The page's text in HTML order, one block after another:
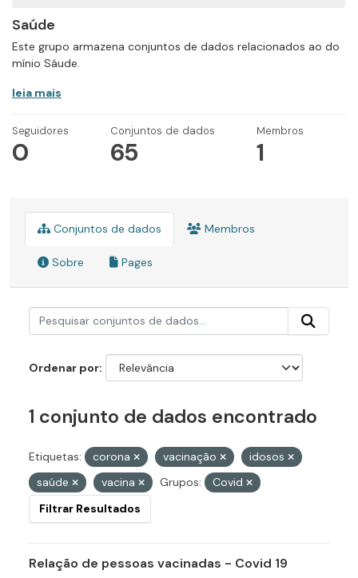
Saúde
Este grupo armazena conjuntos de dados relacionados ao do
mínio Sáude.
leia mais
Seguidores
0
Conjuntos de dados
65
Membros
1
Conjuntos de dados Membros
Sobre Pages
Ordenar por
1 conjunto de dados encontrado
Etiquetas: corona vacinação
idosos
saúde
vacina Grupos:
Covid
Filtrar Resultados
Relação de pessoas vacinadas - Covid 19